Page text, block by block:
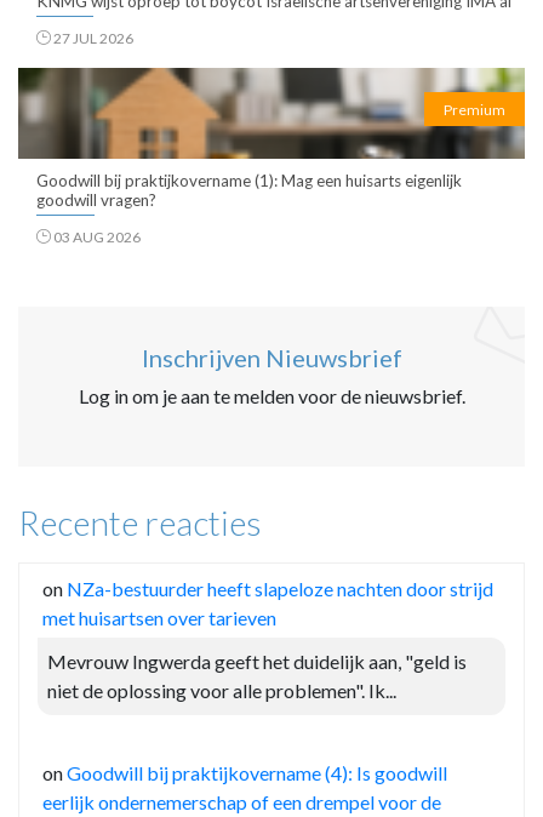
27 JUL 2026
Premium
Goodwill bij praktijkovername (1): Mag een huisarts eigenlijk
goodwill vragen?
03 AUG 2026
Inschrijven Nieuwsbrief
Log in om je aan te melden voor de nieuwsbrief.
Recente reacties
on NZa-bestuurder heeft slapeloze nachten door strijd
met huisartsen over tarieven
Mevrouw Ingwerda geeft het duidelijk aan, "geld is
niet de oplossing voor alle problemen". Ik...
onGoodwill bij praktijkovername (4): Is goodwill
eerlijk ondernemerschap of een drempel voor de